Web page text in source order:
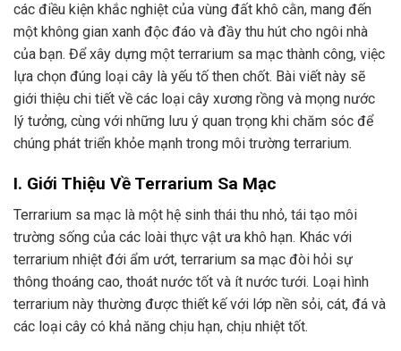
các điều kiện khắc nghiệt của vùng đất khô cằn, mang đến
một không gian xanh độc đáo và đầy thu hút cho ngôi nhà
của bạn. Để xây dựng một terrarium sa mạc thành công, việc
lựa chọn đúng loại cây là yếu tố then chốt. Bài viết này sẽ
giới thiệu chi tiết về các loại cây xương rồng và mọng nước
lý tưởng, cùng với những lưu ý quan trọng khi chăm sóc để
chúng phát triển khỏe mạnh trong môi trường terrarium.
I. Giới Thiệu Về Terrarium Sa Mạc
Terrarium sa mạc là một hệ sinh thái thu nhỏ, tái tạo môi
trường sống của các loài thực vật ưa khô hạn. Khác với
terrarium nhiệt đới ẩm ướt, terrarium sa mạc đòi hỏi sự
thông thoáng cao, thoát nước tốt và ít nước tưới. Loại hình
terrarium này thường được thiết kế với lớp nền sỏi, cát, đá và
các loại cây có khả năng chịu hạn, chịu nhiệt tốt.